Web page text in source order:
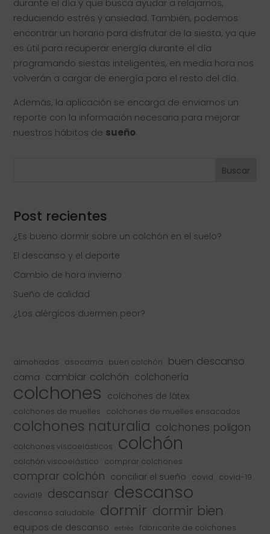
durante el día y que busca ayudar a relajarnos,
reduciendo estrés y ansiedad. También, podemos
encontrar un horario para disfrutar de la siesta, ya que
es útil para recuperar energía durante el día
programando siestas inteligentes, en media hora nos
volverán a cargar de energía para el resto del día.
Además, la aplicación se encarga de enviarnos un
reporte con la información necesaria para mejorar
nuestros hábitos de sueño.
Buscar
Post recientes
¿Es bueno dormir sobre un colchón en el suelo?
El descanso y el deporte
Cambio de hora invierno
Sueño de calidad
¿Los alérgicos duermen peor?
almohadas asocama buen colchón buen descanso
cama cambiar colchón colchonería
colchones colchones de látex
colchones de muelles colchones de muelles ensacados
colchones naturalia colchones poligon
colchones viscoelásticos colchón
colchón viscoelástico comprar colchones
comprar colchón conciliar el sueño covid
covid-19
covid19
descansar descanso
descanso saludable dormir dormir bien
equipos de descanso estrés fabricante de colchones